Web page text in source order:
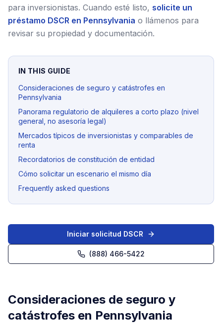
para inversionistas. Cuando esté listo, solicite un
préstamo DSCR en Pennsylvania o llámenos para
revisar su propiedad y documentación.
IN THIS GUIDE
Consideraciones de seguro y catástrofes en
Pennsylvania
Panorama regulatorio de alquileres a corto plazo (nivel
general, no asesoría legal)
Mercados típicos de inversionistas y comparables de
renta
Recordatorios de constitución de entidad
Cómo solicitar un escenario el mismo día
Frequently asked questions
Iniciar solicitud DSCR
(888) 466-5422
Consideraciones de seguro y
catástrofes en Pennsylvania